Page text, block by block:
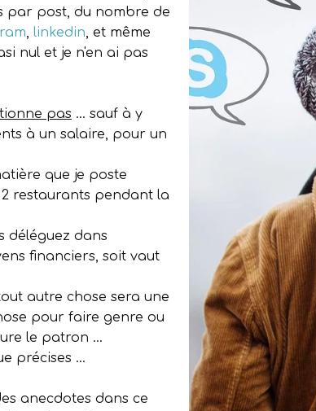
par post, du nombre de
, linkedin, et même
nul et je n'en ai pas
pas … sauf à y
à un salaire, pour un
que je poste
restaurants pendant la
déléguez dans
financiers, soit vaut
autre chose sera une
pour faire genre ou
le patron …
précises …
anecdotes dans ce